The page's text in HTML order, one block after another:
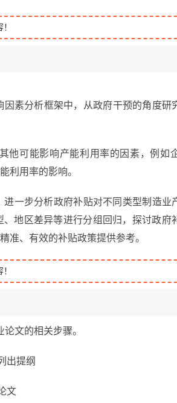
素分析框架中，从政府干预的角度研
他可能影响产能利用率的因素，例如
利用率的影响。
一步分析政府补贴对不同类型制造业
地区差异等进行分组回归，探讨政府
准、有效的补贴政策提供参考。
文的相关步骤。
出提纲
文